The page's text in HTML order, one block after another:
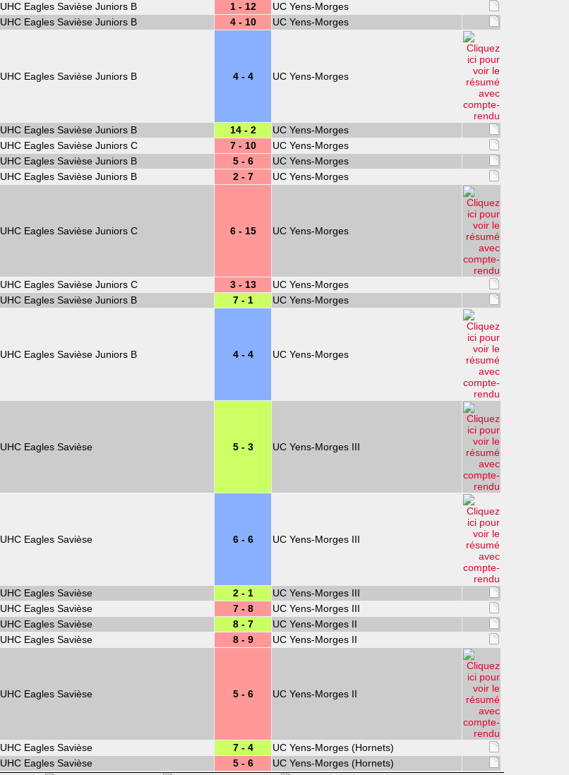
UHC Eagles Savièse Juniors B 1 - 12
UC Yens-Morges
UHC Eagles Savièse Juniors B 4 - 10 UC Yens-Morges
UHC Eagles Savièse Juniors B 4 - 4 UC Yens-Morges
UHC Eagles Savièse Juniors B 14 - 2
UC Yens-Morges
UHC Eagles Savièse Juniors C 7 - 10
UC Yens-Morges
UHC Eagles Savièse Juniors B 5 - 6
UC Yens-Morges
UHC Eagles Savièse Juniors B 2 - 7 UC Yens-Morges
UHC Eagles Savièse Juniors C 6 - 15 UC Yens-Morges
UHC Eagles Savièse Juniors C 3 - 13
UC Yens-Morges
UHC Eagles Savièse Juniors B 7 - 1 UC Yens-Morges
UHC Eagles Savièse Juniors B 4 - 4 UC Yens-Morges
UHC Eagles Savièse 5 - 3 UC Yens-Morges III
UHC Eagles Savièse 6 - 6 UC Yens-Morges III
UHC Eagles Savièse 2 - 1
UC Yens-Morges III
UHC Eagles Savièse 7 - 8
UC Yens-Morges III
UHC Eagles Savièse 8 - 7
UC Yens-Morges II
UHC Eagles Savièse 8 - 9 UC Yens-Morges II
UHC Eagles Savièse 5 - 6 UC Yens-Morges II
UHC Eagles Savièse 7 - 4
UC Yens-Morges (Hornets)
UHC Eagles Savièse 5 - 6 UC Yens-Morges (Hornets)